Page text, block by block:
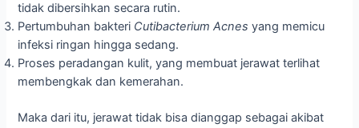
tidak dibersihkan secara rutin.
Pertumbuhan bakteri Cutibacterium Acnes yang memicu
infeksi ringan hingga sedang.
Proses peradangan kulit, yang membuat jerawat terlihat
membengkak dan kemerahan.
Maka dari itu, jerawat tidak bisa dianggap sebagai akibat